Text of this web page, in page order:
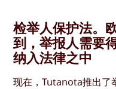
检举人保护法。
到，举报人需要
纳入法律之中
现在，Tutanota推出了